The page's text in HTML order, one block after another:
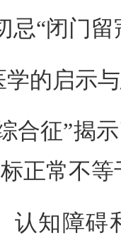
忌“闭门
的启示
合征”揭
正常不
认知障碍